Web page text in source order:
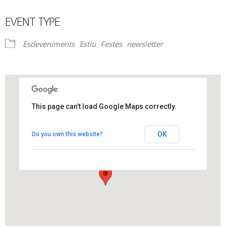
EVENT TYPE
Esdeveniments Estiu Festes newsletter
Carrer Catalunya s/n - Els Hostalets de Pierola
View Events
This page can't load Google Maps correctly.
Do you own this website? OK